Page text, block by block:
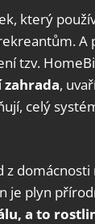
který
A
tzv.
zahrada,
celý
domácnosti
je plyn
a to